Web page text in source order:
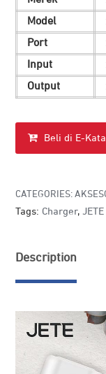
Model
Port
Input
Output
Beli di E-
CATEGORIES:
Tags: Charger, JETE
Description